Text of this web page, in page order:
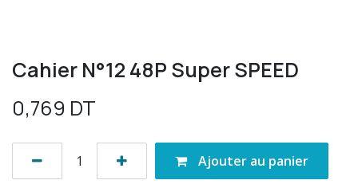
Cahier N°12 48P Super SPEED
0,769 DT
Ajouter au panier